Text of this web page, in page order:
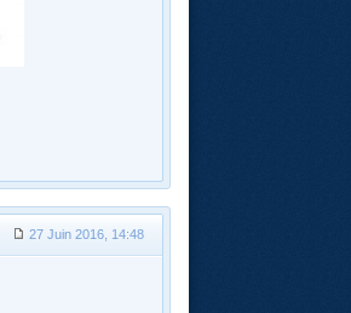
27 Juin 2016, 14:48